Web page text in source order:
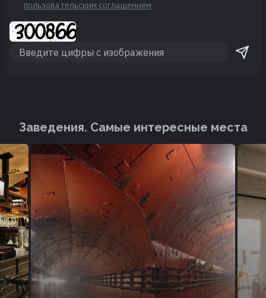
пользовательским соглашением
Заведения. Cамые интересные места